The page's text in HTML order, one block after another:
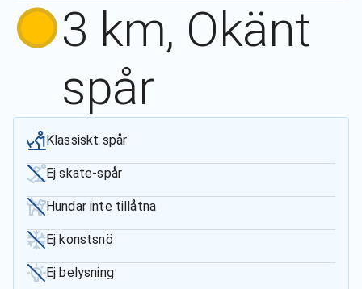
3 km, Okänt
spår
Klassiskt spår
Ej skate-spår
Hundar inte tillåtna
Ej konstsnö
Ej belysning